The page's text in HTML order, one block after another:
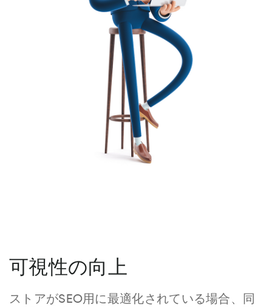
可視性の向上
ストアがSEO用に最適化されている場合、同